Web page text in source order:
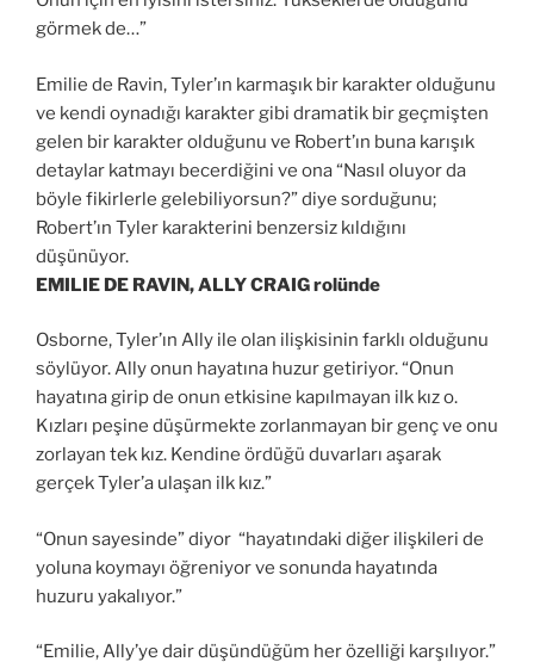
görmek de…”
Emilie de Ravin, Tyler’ın karmaşık bir karakter olduğunu
ve kendi oynadığı karakter gibi dramatik bir geçmişten
gelen bir karakter olduğunu ve Robert’ın buna karışık
detaylar katmayı becerdiğini ve ona “Nasıl oluyor da
böyle fikirlerle gelebiliyorsun?” diye sorduğunu;
Robert’ın Tyler karakterini benzersiz kıldığını
düşünüyor.
EMILIE DE RAVIN, ALLY CRAIG rolünde
Osborne, Tyler’ın Ally ile olan ilişkisinin farklı olduğunu
söylüyor. Ally onun hayatına huzur getiriyor. “Onun
hayatına girip de onun etkisine kapılmayan ilk kız o.
Kızları peşine düşürmekte zorlanmayan bir genç ve onu
zorlayan tek kız. Kendine ördüğü duvarları aşarak
gerçek Tyler’a ulaşan ilk kız.”
“Onun sayesinde” diyor “hayatındaki diğer ilişkileri de
yoluna koymayı öğreniyor ve sonunda hayatında
huzuru yakalıyor.”
“Emilie, Ally’ye dair düşündüğüm her özelliği karşılıyor.”